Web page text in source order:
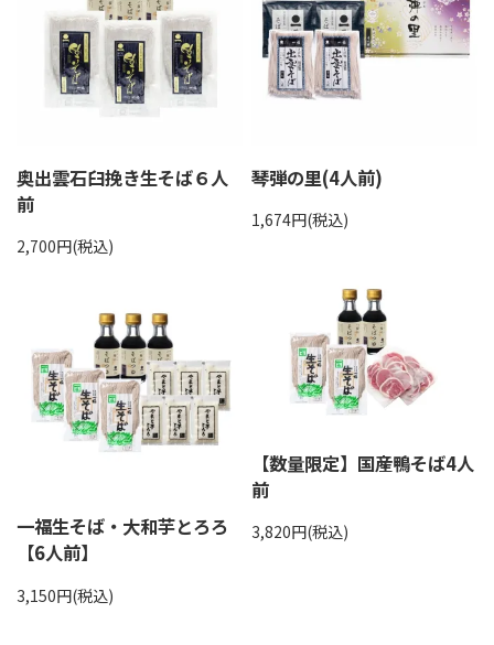
奥出雲石臼挽き生そば６人
前
2,700円(税込)
琴弾の里(4人前)
1,674円(税込)
一福生そば・大和芋とろろ
【6人前】
3,150円(税込)
【数量限定】国産鴨そば4人
前
3,820円(税込)